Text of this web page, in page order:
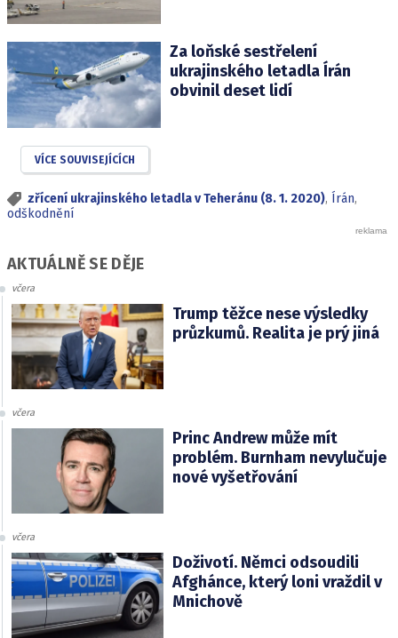
Za loňské sestřelení
ukrajinského letadla Írán
obvinil deset lidí
VÍCE SOUVISEJÍCÍCH
zřícení ukrajinského letadla v Teheránu (8. 1. 2020), Írán,
odškodnění
AKTUÁLNĚ SE DĚJE
včera
Trump těžce nese výsledky
průzkumů. Realita je prý jiná
včera
Princ Andrew může mít
problém. Burnham nevylučuje
nové vyšetřování
včera
Doživotí. Němci odsoudili
Afghánce, který loni vraždil v
Mnichově